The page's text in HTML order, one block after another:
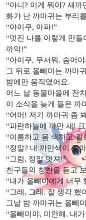
“아니 ? 이게 뭐야? 새까
화가 난 까마귀는 부리
“아이쿠, 아파!”
“멋진 나를 이렇게 만
까악!”
“아이쿠, 무서워 . 숨어야
그 뒤로 올빼미는 까마
밤에만 움직였어요.
어느 날 동물마을에 잔
이 소식을 늦게 들은 까
“어머 ! 저기 까마귀 좀
“파란하늘에 까만 새!
“이름하고 몸 색하고 같
“정말? 내 까만색이 좋
“그럼, 정말 멋져!”
친구들의 칭찬을 듣고
“내가 올빼미에게 너무
“그래 , 그래.잘 생각 했
그날 밤 까마귀는 올빼
“올빼미야, 미안해 . 내